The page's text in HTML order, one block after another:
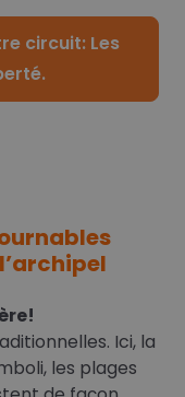
circuit: Les
Ici, la
les plages